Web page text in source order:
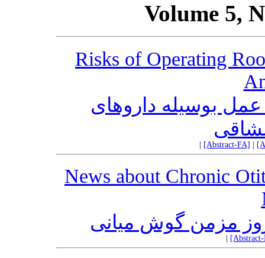
Volume 5,
Risks of Operating
بوسیله داروهای
[Abstract-FA]
News about Chronic
مزمن گوش میانی